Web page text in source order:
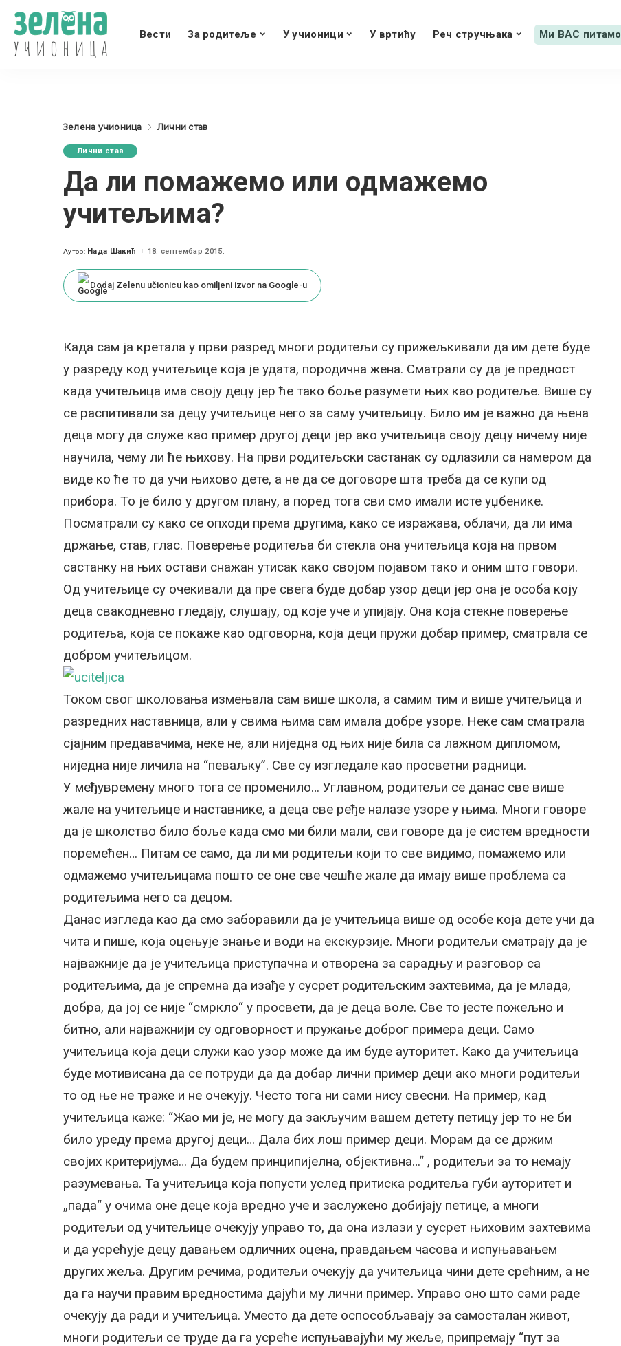
Вести За родитеље У учионици У вртићу Реч стручњака Ми ВАС питамо
Зелена учионица Лични став
Лични став
Да ли помажемо или одмажемо
учитељима?
Posted
Аутор: Нада Шакић 18. септембар 2015.
Dodaj Zelenu učionicu kao omiljeni izvor na Google-u
Када сам ја кретала у први разред многи родитељи су прижељкивали да им дете буде
у разреду код учитељице која је удата, породична жена. Сматрали су да је предност
када учитељица има своју децу јер ће тако боље разумети њих као родитеље. Више су
се распитивали за децу учитељице него за саму учитељицу. Било им је важно да њена
деца могу да служе као пример другој деци јер ако учитељица своју децу ничему није
научила, чему ли ће њихову. На први родитељски састанак су одлазили са намером да
виде ко ће то да учи њихово дете, а не да се договоре шта треба да се купи од
прибора. То је било у другом плану, а поред тога сви смо имали исте уџбенике.
Посматрали су како се опходи према другима, како се изражава, облачи, да ли има
држање, став, глас. Поверење родитеља би стекла она учитељица која на првом
састанку на њих остави снажан утисак како својом појавом тако и оним што говори.
Од учитељице су очекивали да пре свега буде добар узор деци јер она је особа коју
деца свакодневно гледају, слушају, од које уче и упијају. Она која стекне поверење
родитеља, која се покаже као одговорна, која деци пружи добар пример, сматрала се
добром учитељицом.
Током свог школовања измењала сам више школа, а самим тим и више учитељица и
разредних наставница, али у свима њима сам имала добре узоре. Неке сам сматрала
сјајним предавачима, неке не, али ниједна од њих није била са лажном дипломом,
ниједна није личила на “певаљку”. Све су изгледале као просветни радници.
У међувремену много тога се променило… Углавном, родитељи се данас све више
жале на учитељице и наставнике, а деца све ређе налазе узоре у њима. Многи говоре
да је школство било боље када смо ми били мали, сви говоре да је систем вредности
поремећен… Питам се само, да ли ми родитељи који то све видимо, помажемо или
одмажемо учитељицама пошто се оне све чешће жале да имају више проблема са
родитељима него са децом.
Данас изгледа као да смо заборавили да је учитељица више од особе која дете учи да
чита и пише, која оцењује знање и води на екскурзије. Многи родитељи сматрају да је
најважније да је учитељица приступачна и отворена за сарадњу и разговор са
родитељима, да је спремна да изађе у сусрет родитељским захтевима, да је млада,
добра, да јој се није “смркло“ у просвети, да је деца воле. Све то јесте пожељно и
битно, али најважнији су одговорност и пружање доброг примера деци. Само
учитељица која деци служи као узор може да им буде ауторитет. Како да учитељица
буде мотивисана да се потруди да да добар лични пример деци ако многи родитељи
то од ње не траже и не очекују. Често тога ни сами нису свесни. На пример, кад
учитељица каже: “Жао ми је, не могу да закључим вашем детету петицу јер то не би
било уреду према другој деци… Дала бих лош пример деци. Морам да се држим
својих критеријума… Да будем принципијелна, објективна…“ , родитељи за то немају
разумевања. Та учитељица која попусти услед притиска родитеља губи ауторитет и
„пада“ у очима оне деце која вредно уче и заслужено добијају петице, а многи
родитељи од учитељице очекују управо то, да она излази у сусрет њиховим захтевима
и да усрећује децу давањем одличних оцена, правдањем часова и испуњавањем
других жеља. Другим речима, родитељи очекују да учитељица чини дете срећним, а не
да га научи правим вредностима дајући му лични пример. Управо оно што сами раде
очекују да ради и учитељица. Уместо да дете оспособљавају за самосталан живот,
многи родитељи се труде да га усреће испуњавајући му жеље, припремају “пут за